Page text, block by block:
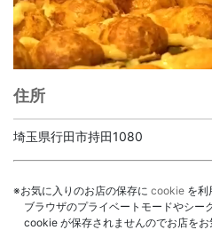
住所
埼玉県行田市持田1080
※お気に入りのお店の保存に cookie を利
ブラウザのプライベートモードやシー
cookie が保存されませんのでお店をお